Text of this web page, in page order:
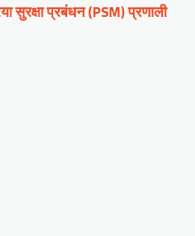
सुरक्षा प्रबंधन (PSM) प्रणाली